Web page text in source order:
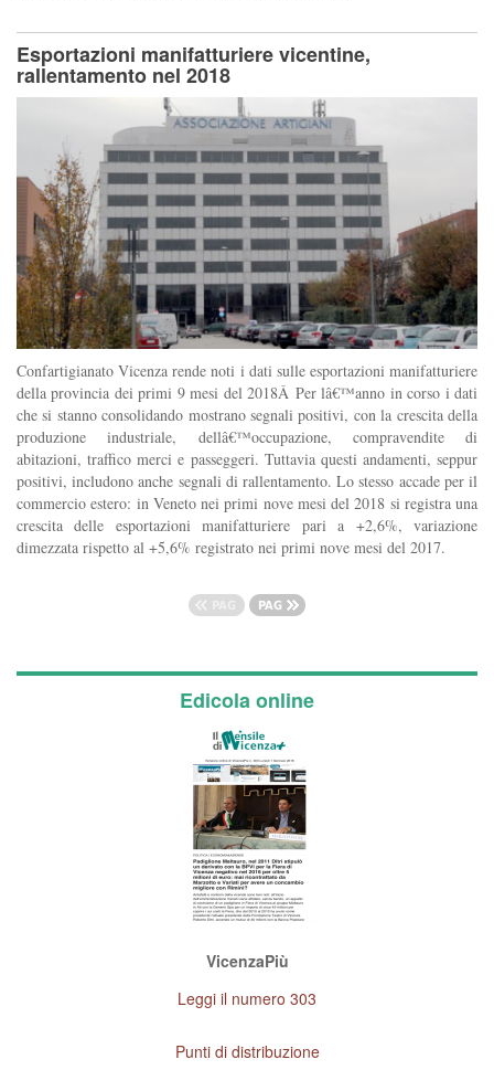
Esportazioni manifatturiere vicentine,
rallentamento nel 2018
Confartigianato Vicenza rende noti i dati sulle esportazioni manifatturiere
della provincia dei primi 9 mesi del 2018Â Per lâ€™anno in corso i dati
che si stanno consolidando mostrano segnali positivi, con la crescita della
produzione industriale, dellâ€™occupazione, compravendite di
abitazioni, traffico merci e passeggeri. Tuttavia questi andamenti, seppur
positivi, includono anche segnali di rallentamento. Lo stesso accade per il
commercio estero: in Veneto nei primi nove mesi del 2018 si registra una
crescita delle esportazioni manifatturiere pari a +2,6%, variazione
dimezzata rispetto al +5,6% registrato nei primi nove mesi del 2017.
Edicola online
VicenzaPiù
Leggi il numero 303
Punti di distribuzione